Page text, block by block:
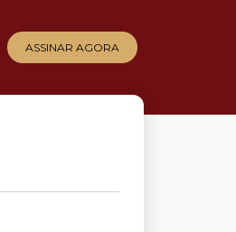
ASSINAR AGORA